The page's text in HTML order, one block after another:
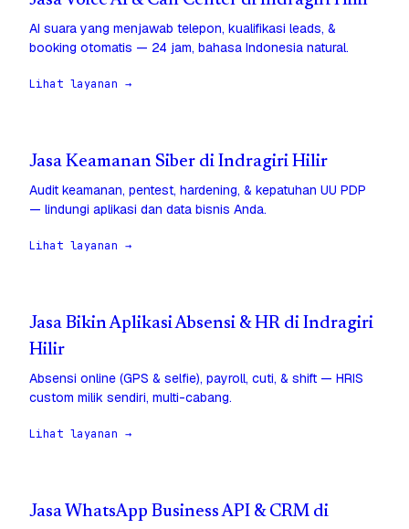
AI suara yang menjawab telepon, kualifikasi leads, &
booking otomatis — 24 jam, bahasa Indonesia natural.
Lihat layanan →
Jasa Keamanan Siber di Indragiri Hilir
Audit keamanan, pentest, hardening, & kepatuhan UU PDP
— lindungi aplikasi dan data bisnis Anda.
Lihat layanan →
Jasa Bikin Aplikasi Absensi & HR di Indragiri
Hilir
Absensi online (GPS & selfie), payroll, cuti, & shift — HRIS
custom milik sendiri, multi-cabang.
Lihat layanan →
Jasa WhatsApp Business API & CRM di